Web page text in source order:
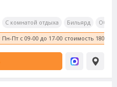
С комнатой отдыха Бильярд
Пн-Пт с 09-00 до 17-00 стоимость 1800